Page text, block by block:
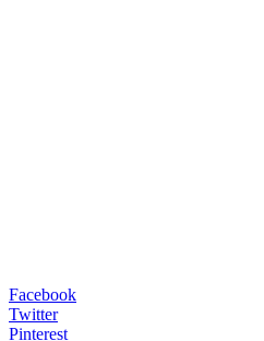
Facebook
Twitter
Pinterest